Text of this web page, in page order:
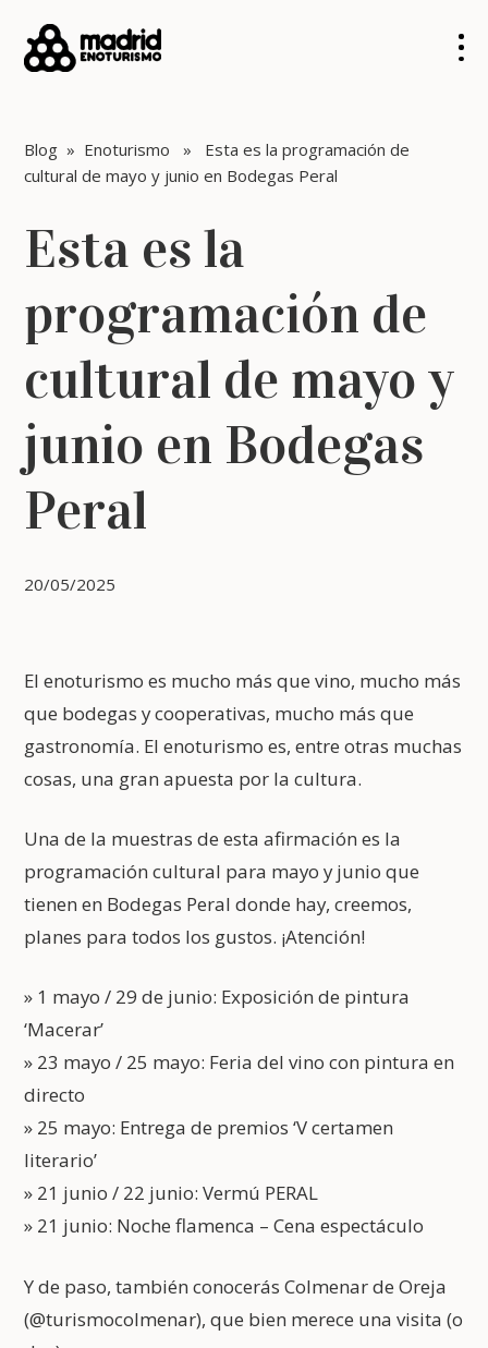
Blog » Enoturismo » Esta es la programación de
cultural de mayo y junio en Bodegas Peral
Esta es la
programación de
cultural de mayo y
junio en Bodegas
Peral
20/05/2025
El enoturismo es mucho más que vino, mucho más
que bodegas y cooperativas, mucho más que
gastronomía. El enoturismo es, entre otras muchas
cosas, una gran apuesta por la cultura.
Una de la muestras de esta afirmación es la
programación cultural para mayo y junio que
tienen en Bodegas Peral donde hay, creemos,
planes para todos los gustos. ¡Atención!
» 1 mayo / 29 de junio: Exposición de pintura
‘Macerar’
» 23 mayo / 25 mayo: Feria del vino con pintura en
directo
» 25 mayo: Entrega de premios ‘V certamen
literario’
» 21 junio / 22 junio: Vermú PERAL
» 21 junio: Noche flamenca – Cena espectáculo
Y de paso, también conocerás Colmenar de Oreja
(@turismocolmenar), que bien merece una visita (o